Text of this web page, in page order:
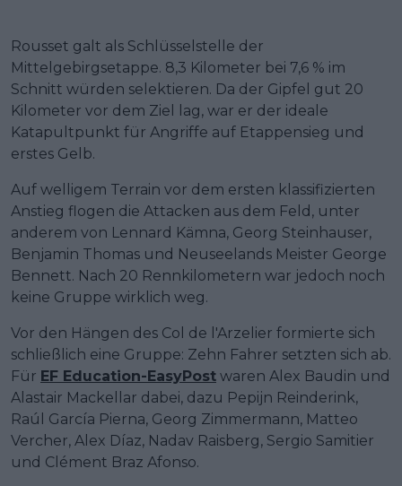
Rousset galt als Schlüsselstelle der
Mittelgebirgsetappe. 8,3 Kilometer bei 7,6 % im
Schnitt würden selektieren. Da der Gipfel gut 20
Kilometer vor dem Ziel lag, war er der ideale
Katapultpunkt für Angriffe auf Etappensieg und
erstes Gelb.
Auf welligem Terrain vor dem ersten klassifizierten
Anstieg flogen die Attacken aus dem Feld, unter
anderem von Lennard Kämna, Georg Steinhauser,
Benjamin Thomas und Neuseelands Meister George
Bennett. Nach 20 Rennkilometern war jedoch noch
keine Gruppe wirklich weg.
Vor den Hängen des Col de l'Arzelier formierte sich
schließlich eine Gruppe: Zehn Fahrer setzten sich ab.
Für EF Education-EasyPost waren Alex Baudin und
Alastair Mackellar dabei, dazu Pepijn Reinderink,
Raúl García Pierna, Georg Zimmermann, Matteo
Vercher, Alex Díaz, Nadav Raisberg, Sergio Samitier
und Clément Braz Afonso.